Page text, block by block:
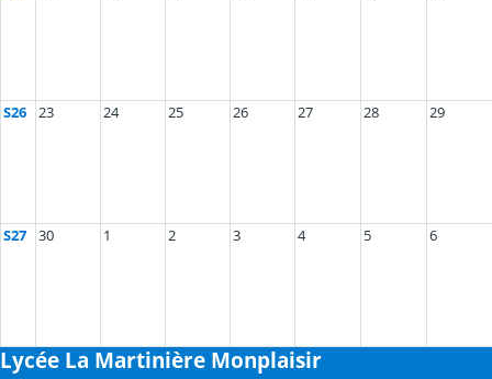
S26 23 24 25 26 27 28 29
S27 30 1 2 3 4 5 6
Lycée La Martinière Monplaisir